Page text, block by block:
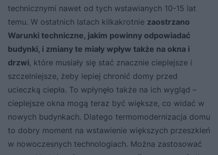
technicznymi nawet od tych wstawianych 10-15 lat
temu. W ostatnich latach kilkakrotnie zaostrzano
Warunki techniczne, jakim powinny odpowiadać
budynki, i zmiany te miały wpływ także na okna i
drzwi, które musiały się stać znacznie cieplejsze i
szczelniejsze, żeby lepiej chronić domy przed
ucieczką ciepła. To wpłynęło także na ich wygląd –
cieplejsze okna mogą teraz być większe, co widać w
nowych budynkach. Dlatego termomodernizacja domu
to dobry moment na wstawienie większych przeszkleń
w nowoczesnych technologiach. Można zastosować